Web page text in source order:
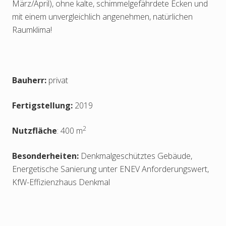
März/April), ohne kalte, schimmelgefährdete Ecken und
mit einem unvergleichlich angenehmen, natürlichen
Raumklima!
Bauherr: privat
Fertigstellung: 2019
Nutzfläche: 400 m2
Besonderheiten: Denkmalgeschütztes Gebäude,
Energetische Sanierung unter ENEV Anforderungswert,
KfW-Effizienzhaus Denkmal